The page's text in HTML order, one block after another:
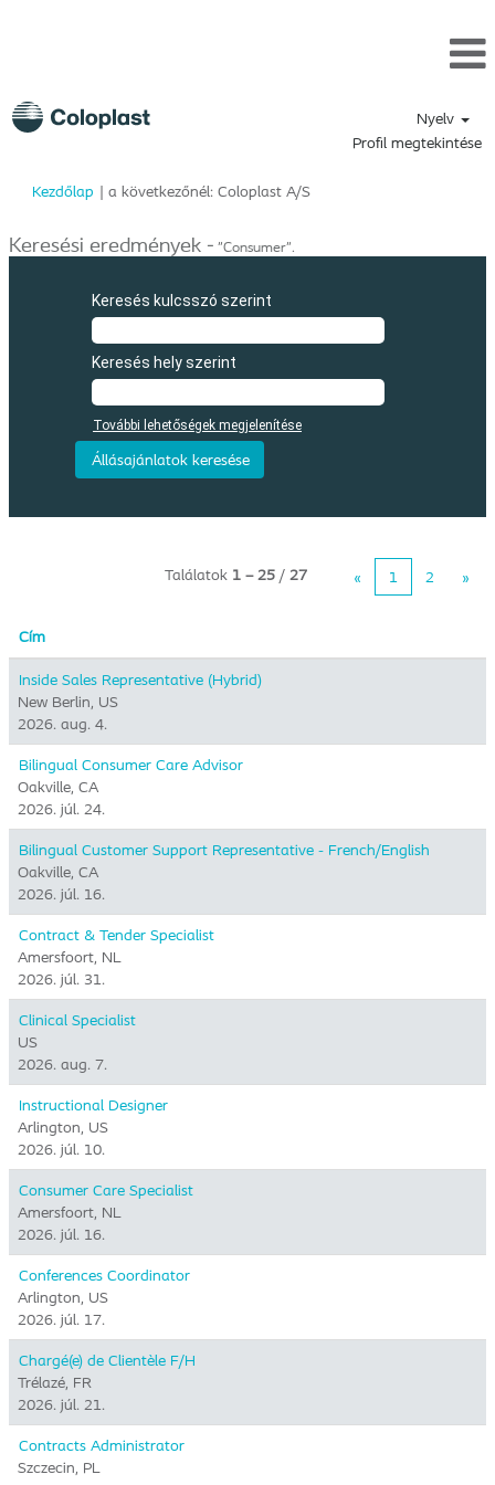
Nyelv
Profil megtekintése
Kezdőlap | a következőnél: Coloplast A/S(aktuális
Keresési eredmények - "Consumer".
Keresés kulcsszó szerint
Keresés hely szerint
További lehetőségek megjelenítése
Találatok 1 – 25 / 27 « 1 2 »
Cím
Inside Sales Representative (Hybrid) ​
New Berlin, US
2026. aug. 4.
Bilingual Consumer Care Advisor
Oakville, CA
2026. júl. 24.
Bilingual Customer Support Representative - French/English
Oakville, CA
2026. júl. 16.
Contract & Tender Specialist
Amersfoort, NL
2026. júl. 31.
Clinical Specialist
US
2026. aug. 7.
Instructional Designer
Arlington, US
2026. júl. 10.
Consumer Care Specialist
Amersfoort, NL
2026. júl. 16.
Conferences Coordinator
Arlington, US
2026. júl. 17.
Chargé(e) de Clientèle F/H
Trélazé, FR
2026. júl. 21.
Contracts Administrator
Szczecin, PL